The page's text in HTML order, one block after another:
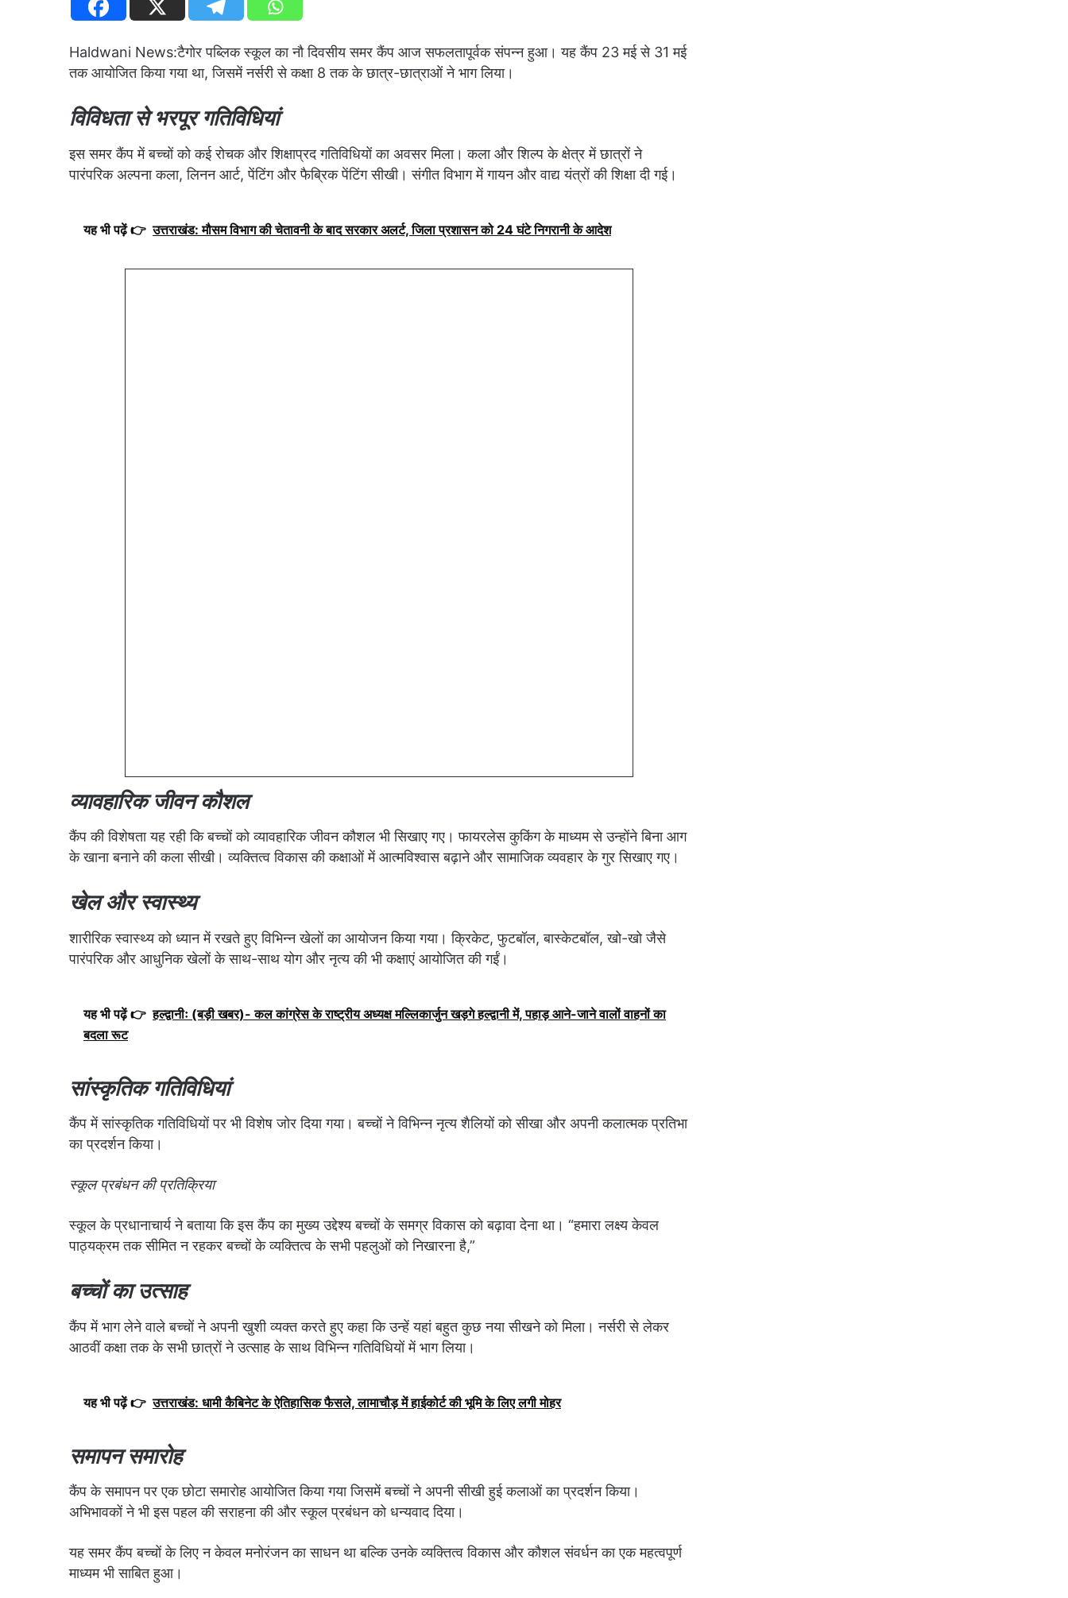
Haldwani News:टैगोर पब्लिक स्कूल का नौ दिवसीय समर कैंप आज सफलतापूर्वक संपन्न हुआ। यह कैंप 23 मई से 31 मई
तक आयोजित किया गया था, जिसमें नर्सरी से कक्षा 8 तक के छात्र-छात्राओं ने भाग लिया।
विविधता से भरपूर गतिविधियां
इस समर कैंप में बच्चों को कई रोचक और शिक्षाप्रद गतिविधियों का अवसर मिला। कला और शिल्प के क्षेत्र में छात्रों ने
पारंपरिक अल्पना कला, लिनन आर्ट, पेंटिंग और फैब्रिक पेंटिंग सीखी। संगीत विभाग में गायन और वाद्य यंत्रों की शिक्षा दी गई।
यह भी पढ़ें 👉 उत्तराखंड: मौसम विभाग की चेतावनी के बाद सरकार अलर्ट, जिला प्रशासन को 24 घंटे निगरानी के आदेश
व्यावहारिक जीवन कौशल
कैंप की विशेषता यह रही कि बच्चों को व्यावहारिक जीवन कौशल भी सिखाए गए। फायरलेस कुकिंग के माध्यम से उन्होंने बिना आग
के खाना बनाने की कला सीखी। व्यक्तित्व विकास की कक्षाओं में आत्मविश्वास बढ़ाने और सामाजिक व्यवहार के गुर सिखाए गए।
खेल और स्वास्थ्य
शारीरिक स्वास्थ्य को ध्यान में रखते हुए विभिन्न खेलों का आयोजन किया गया। क्रिकेट, फुटबॉल, बास्केटबॉल, खो-खो जैसे
पारंपरिक और आधुनिक खेलों के साथ-साथ योग और नृत्य की भी कक्षाएं आयोजित की गईं।
यह भी पढ़ें 👉 हल्द्वानीः (बड़ी खबर)- कल कांग्रेस के राष्ट्रीय अध्यक्ष मल्लिकार्जुन खड़गे हल्द्वानी में, पहाड़ आने-जाने वालों वाहनों का
बदला रूट
सांस्कृतिक गतिविधियां
कैंप में सांस्कृतिक गतिविधियों पर भी विशेष जोर दिया गया। बच्चों ने विभिन्न नृत्य शैलियों को सीखा और अपनी कलात्मक प्रतिभा
का प्रदर्शन किया।
स्कूल प्रबंधन की प्रतिक्रिया
स्कूल के प्रधानाचार्य ने बताया कि इस कैंप का मुख्य उद्देश्य बच्चों के समग्र विकास को बढ़ावा देना था। “हमारा लक्ष्य केवल
पाठ्यक्रम तक सीमित न रहकर बच्चों के व्यक्तित्व के सभी पहलुओं को निखारना है,”
बच्चों का उत्साह
कैंप में भाग लेने वाले बच्चों ने अपनी खुशी व्यक्त करते हुए कहा कि उन्हें यहां बहुत कुछ नया सीखने को मिला। नर्सरी से लेकर
आठवीं कक्षा तक के सभी छात्रों ने उत्साह के साथ विभिन्न गतिविधियों में भाग लिया।
यह भी पढ़ें 👉 उत्तराखंड: धामी कैबिनेट के ऐतिहासिक फैसले, लामाचौड़ में हाईकोर्ट की भूमि के लिए लगी मोहर
समापन समारोह
कैंप के समापन पर एक छोटा समारोह आयोजित किया गया जिसमें बच्चों ने अपनी सीखी हुई कलाओं का प्रदर्शन किया।
अभिभावकों ने भी इस पहल की सराहना की और स्कूल प्रबंधन को धन्यवाद दिया।
यह समर कैंप बच्चों के लिए न केवल मनोरंजन का साधन था बल्कि उनके व्यक्तित्व विकास और कौशल संवर्धन का एक महत्वपूर्ण
माध्यम भी साबित हुआ।